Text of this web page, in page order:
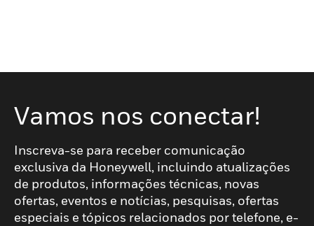
Vamos nos conectar!
Inscreva-se para receber comunicação
exclusiva da Honeywell, incluindo atualizações
de produtos, informações técnicas, novas
ofertas, eventos e notícias, pesquisas, ofertas
especiais e tópicos relacionados por telefone, e-